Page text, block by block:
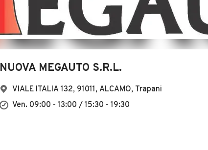
NUOVA MEGAUTO S.R.L.
VIALE ITALIA 132, 91011, ALCAMO, Trapani
Ven. 09:00 - 13:00 / 15:30 - 19:30